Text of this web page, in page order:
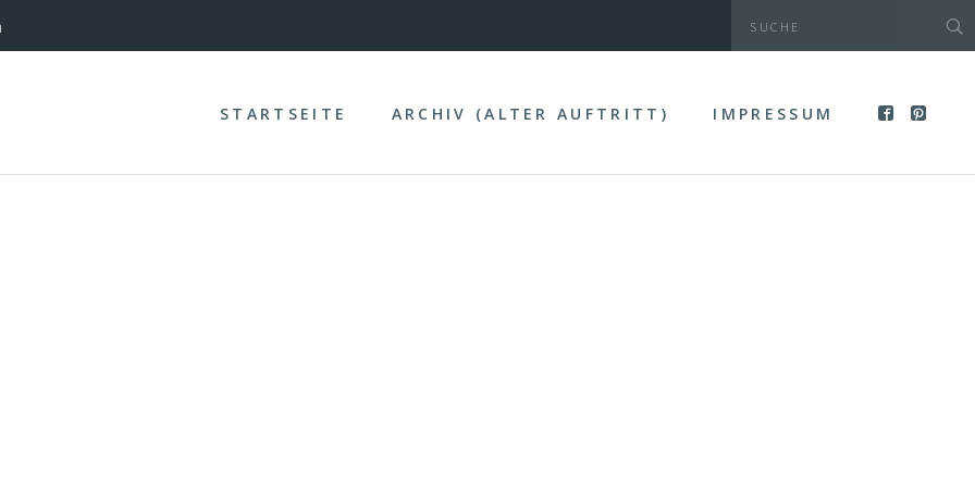
STARTSEITE ARCHIV (ALTER AUFTRITT) IMPRESSUM